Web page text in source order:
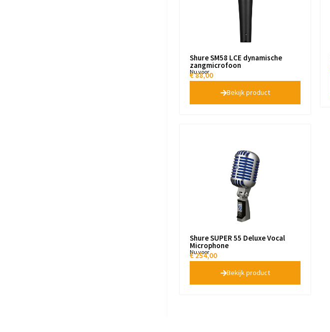
Shure SM58 LCE dynamische
zangmicrofoon
Nu voor
€88,00
Bekijk product
Shure SUPER 55 Deluxe Vocal
Microphone
Nu voor
€254,00
Bekijk product